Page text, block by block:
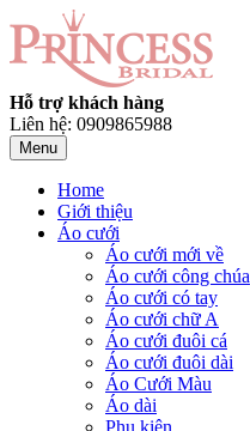
Hỗ trợ khách hàng
Liên hệ: 0909865988
Menu
Home
Giới thiệu
Áo cưới
Áo cưới mới về
Áo cưới công chúa
Áo cưới có tay
Áo cưới chữ A
Áo cưới đuôi cá
Áo cưới đuôi dài
Áo Cưới Màu
Áo dài
Phụ kiện